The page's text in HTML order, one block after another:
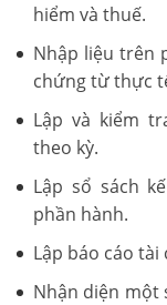
hiểm và thuế.
Nhập liệu trên
chứng từ thực
Lập và kiểm
theo kỳ.
Lập sổ sách
phần hành.
Lập báo cáo
Nhận diện một